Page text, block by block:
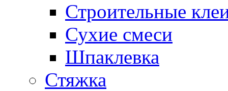
Строительные
Сухие смеси
Шпаклевка
Стяжка